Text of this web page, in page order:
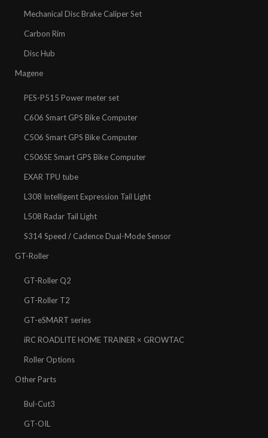
Mechanical Disc Brake Caliper Set
Carbon Rim
Disc Hub
Magene
PES-P515 Power meter set
C606 Smart GPS Bike Computer
C506 Smart GPS Bike Computer
C506SE Smart GPS Bike Computer
EXAR TPU tube
L308 Intelligent Expression Tail Light
L508 Radar Tail Light
S314 Speed / Cadence Dual-Mode Sensor
GT-Roller
GT-Roller Q2
GT-Roller T2
GT-eSMART series
iRC ROADLITE HOME TRAINER × GROWTAC
Roller Options
Other Parts
Bul-Cut3
GT-OIL